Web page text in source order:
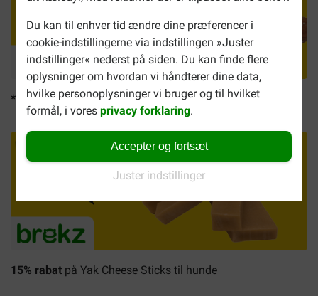
Du kan til enhver tid ændre dine præferencer i
cookie-indstillingerne via indstillingen »Juster
indstillinger« nederst på siden. Du kan finde flere
oplysninger om hvordan vi håndterer dine data,
hvilke personoplysninger vi bruger og til hvilket
formål, i voresprivacy forklaring.
Accepter og fortsæt
Juster indstillinger
*Op til 25% rabatpå populære Brekz hundesnacks
15% rabat på Yak Cheese Sticks til hunde